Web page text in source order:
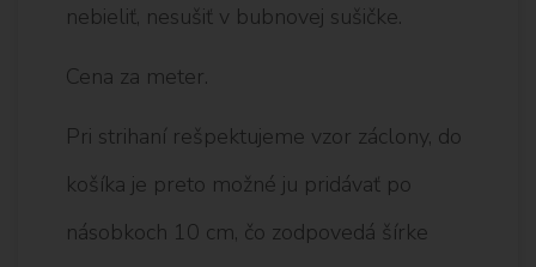
nebieliť, nesušiť v bubnovej sušičke.
Cena za meter.
Pri strihaní rešpektujeme vzor záclony, do
košíka je preto možné ju pridávať po
násobkoch 10 cm, čo zodpovedá šírke